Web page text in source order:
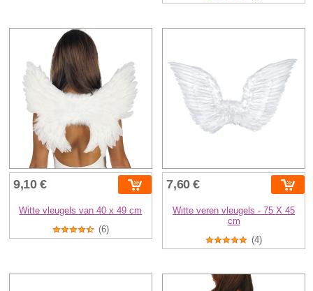
9,10 €
Witte vleugels van 40 x 49 cm
(6)
7,60 €
Witte veren vleugels - 75 X 45
cm
(4)